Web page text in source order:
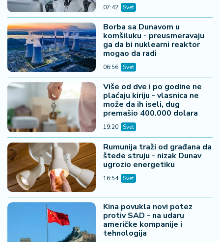
07:42 Svet
Borba sa Dunavom u
komšiluku - preusmeravaju
ga da bi nuklearni reaktor
mogao da radi
06:56 Svet
Više od dve i po godine ne
plaćaju kiriju - vlasnica ne
može da ih iseli, dug
premašio 400.000 dolara
19:20 Svet
Rumunija traži od građana da
štede struju - nizak Dunav
ugrozio energetiku
16:54 Svet
Kina povukla novi potez
protiv SAD - na udaru
američke kompanije i
tehnologija